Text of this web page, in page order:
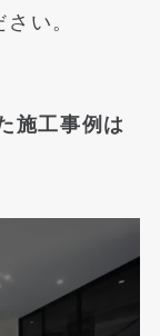
い。
施工事例は